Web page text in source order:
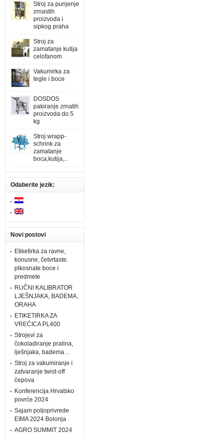
Stroj za punjenje
zrnastih
proizvoda i
sipkog praha
Stroj za
zamatanje kutija
celofanom
Vakumirka za
tegle i boce
DOSDOS
pakiranje zrnatih
proizvoda do 5
kg
Stroj wrapp-
schrink za
zamatanje
boca,kutija,..
Odaberite jezik:
Novi postovi
Etiketirka za ravne,
konusne, četvrtaste.
plkosnate boce i
predmete
RUČNI KALIBRATOR
LJEŠNJAKA, BADEMA,
ORAHA
ETIKETIRKA ZA
VREĆICA PL400
Strojevi za
čokoladiranje pralina,
lješnjaka, badema…
Stroj za vakumiranje i
zatvaranje twist-off
čepova
Konferencija Hrvatsko
povrće 2024
Sajam poljoprivrede
EIMA 2024 Bolonja
AGRO SUMMIT 2024